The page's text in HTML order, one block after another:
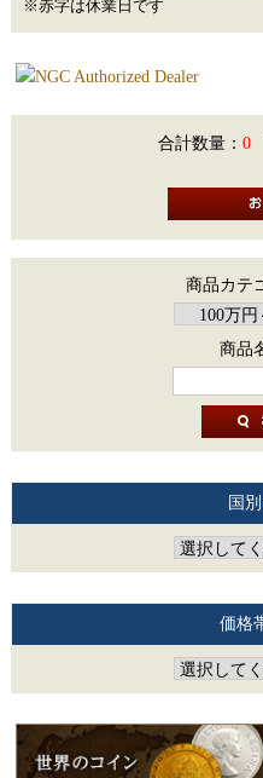
※赤字は休業日です
合計数量： 0
商品カテ
商品
国
価格